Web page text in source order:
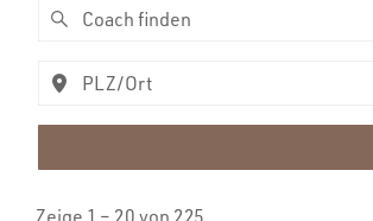
Zeige 1 – 20 von 225